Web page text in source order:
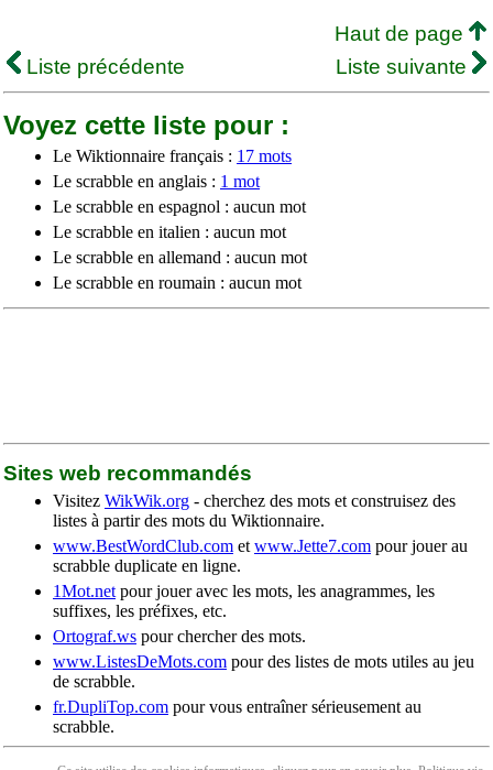
Haut de page
Liste précédente
Liste suivante
Voyez cette liste pour :
Le Wiktionnaire français : 17 mots
Le scrabble en anglais : 1 mot
Le scrabble en espagnol : aucun mot
Le scrabble en italien : aucun mot
Le scrabble en allemand : aucun mot
Le scrabble en roumain : aucun mot
Sites web recommandés
Visitez WikWik.org - cherchez des mots et construisez des
listes à partir des mots du Wiktionnaire.
www.BestWordClub.com et www.Jette7.com pour jouer au
scrabble duplicate en ligne.
1Mot.net pour jouer avec les mots, les anagrammes, les
suffixes, les préfixes, etc.
Ortograf.ws pour chercher des mots.
www.ListesDeMots.com pour des listes de mots utiles au jeu
de scrabble.
fr.DupliTop.com pour vous entraîner sérieusement au
scrabble.